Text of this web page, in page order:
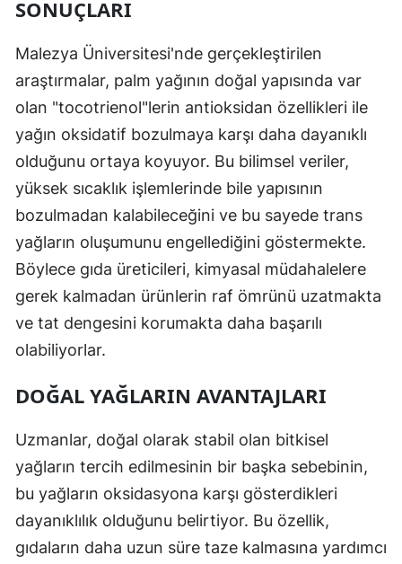
SONUÇLARI
Malezya Üniversitesi'nde gerçekleştirilen
araştırmalar, palm yağının doğal yapısında var
olan "tocotrienol"lerin antioksidan özellikleri ile
yağın oksidatif bozulmaya karşı daha dayanıklı
olduğunu ortaya koyuyor. Bu bilimsel veriler,
yüksek sıcaklık işlemlerinde bile yapısının
bozulmadan kalabileceğini ve bu sayede trans
yağların oluşumunu engellediğini göstermekte.
Böylece gıda üreticileri, kimyasal müdahalelere
gerek kalmadan ürünlerin raf ömrünü uzatmakta
ve tat dengesini korumakta daha başarılı
olabiliyorlar.
DOĞAL YAĞLARIN AVANTAJLARI
Uzmanlar, doğal olarak stabil olan bitkisel
yağların tercih edilmesinin bir başka sebebinin,
bu yağların oksidasyona karşı gösterdikleri
dayanıklılık olduğunu belirtiyor. Bu özellik,
gıdaların daha uzun süre taze kalmasına yardımcı